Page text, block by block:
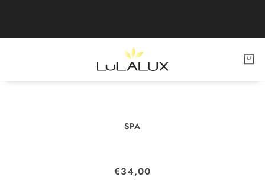
SPA
POLVERE SCRUB
€34,00